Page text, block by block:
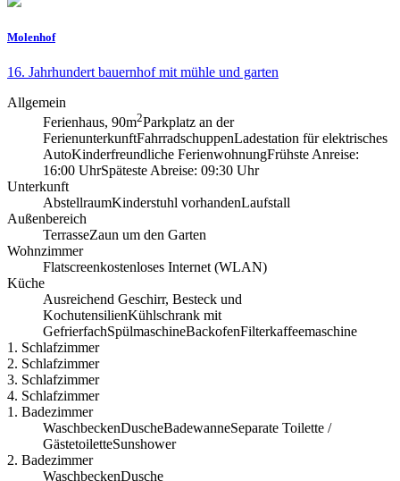
Molenhof
16. Jahrhundert bauernhof mit mühle und garten
Allgemein
Ferienhaus, 90m2Parkplatz an der
FerienunterkunftFahrradschuppenLadestation für elektrisches
AutoKinderfreundliche FerienwohnungFrühste Anreise:
16:00 UhrSpäteste Abreise: 09:30 Uhr
Unterkunft
AbstellraumKinderstuhl vorhandenLaufstall
Außenbereich
TerrasseZaun um den Garten
Wohnzimmer
Flatscreenkostenloses Internet (WLAN)
Küche
Ausreichend Geschirr, Besteck und
KochutensilienKühlschrank mit
GefrierfachSpülmaschineBackofenFilterkaffeemaschine
1. Schlafzimmer
2. Schlafzimmer
3. Schlafzimmer
4. Schlafzimmer
1. Badezimmer
WaschbeckenDuscheBadewanneSeparate Toilette /
GästetoiletteSunshower
2. Badezimmer
WaschbeckenDusche